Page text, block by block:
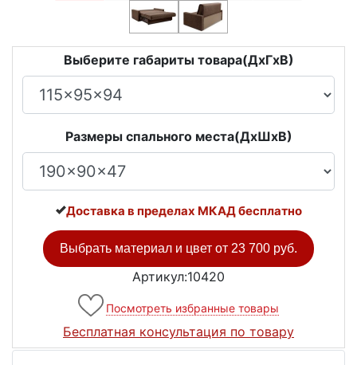
Выберите габариты товара(ДxГxВ)
Размеры спального места(ДxШxВ)
Доставка в пределах МКАД бесплатно
Выбрать материал и цвет от 23 700 руб.
Артикул:10420
Посмотреть избранные товары
Бесплатная консультация по товару